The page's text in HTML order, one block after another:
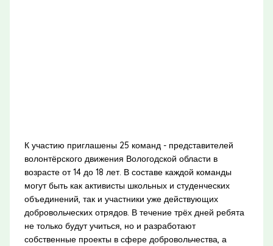
К участию приглашены 25 команд - представителей
волонтёрского движения Вологодской области в
возрасте от 14 до 18 лет. В составе каждой команды
могут быть как активисты школьных и студенческих
объединений, так и участники уже действующих
добровольческих отрядов. В течение трёх дней ребята
не только будут учиться, но и разработают
собственные проекты в сфере добровольчества, а